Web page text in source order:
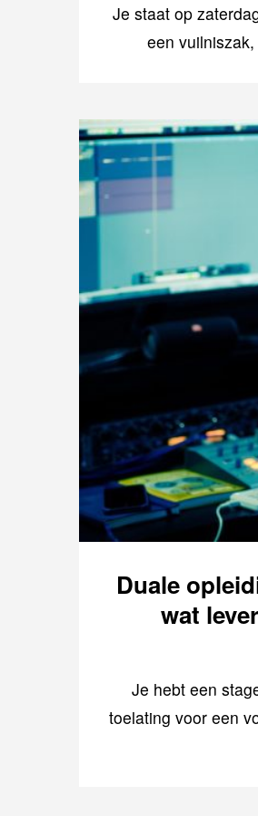
Je staat op
een
Duale
wat
Je hebt een
toelating voor een